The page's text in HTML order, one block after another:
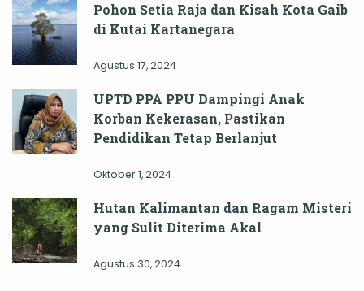
Pohon Setia Raja dan Kisah Kota Gaib
di Kutai Kartanegara
Agustus 17, 2024
UPTD PPA PPU Dampingi Anak
Korban Kekerasan, Pastikan
Pendidikan Tetap Berlanjut
Oktober 1, 2024
Hutan Kalimantan dan Ragam Misteri
yang Sulit Diterima Akal
Agustus 30, 2024